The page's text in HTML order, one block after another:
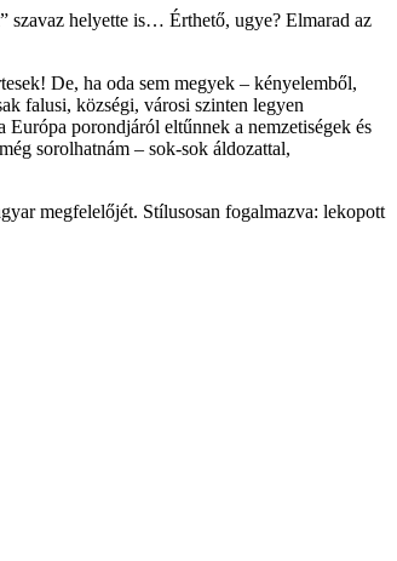
szavaz helyette is… Érthető, ugye? Elmarad az
De, ha oda sem megyek – kényelemből,
falusi, községi, városi szinten legyen
Európa porondjáról eltűnnek a nemzetiségek és
sorolhatnám – sok-sok áldozattal,
megfelelőjét. Stílusosan fogalmazva: lekopott